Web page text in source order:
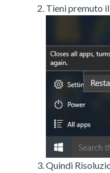
Tieni premuto
Quindi